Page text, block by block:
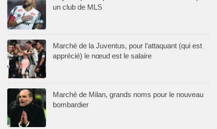
un club de MLS
Marché de la Juventus, pour l’attaquant (qui est
apprécié) le nœud est le salaire
Marché de Milan, grands noms pour le nouveau
bombardier